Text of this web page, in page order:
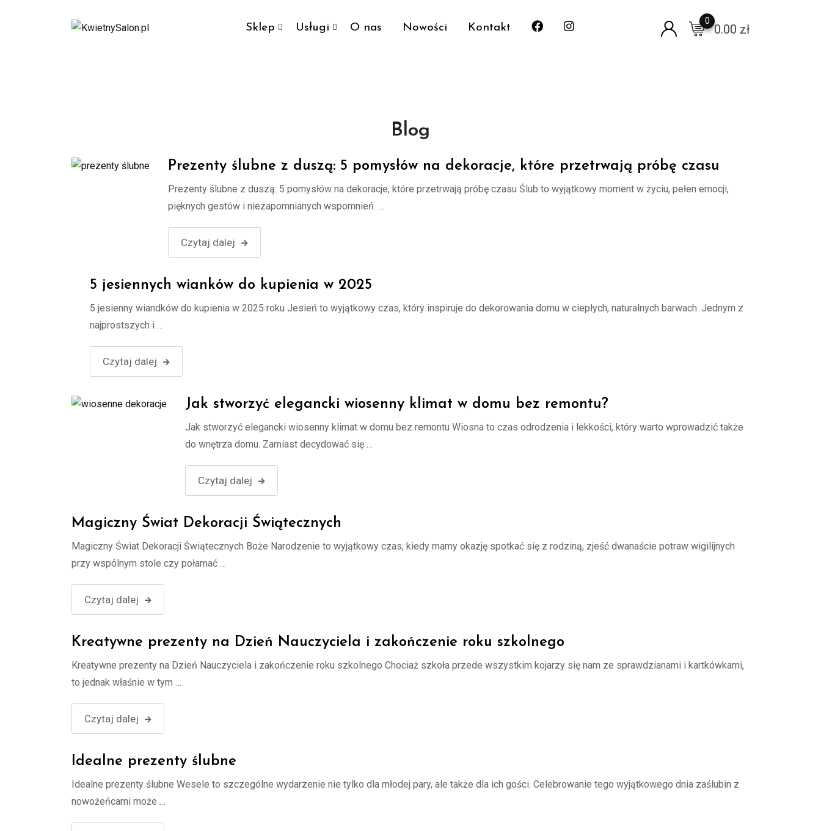
Sklep Usługi O nas Nowości Kontakt 0.00 zł
0
Blog
Prezenty ślubne z duszą: 5 pomysłów na dekoracje, które przetrwają próbę czasu
Prezenty ślubne z duszą: 5 pomysłów na dekoracje, które przetrwają próbę czasu Ślub to wyjątkowy moment w życiu, pełen emocji,
pięknych gestów i niezapomnianych wspomnień. …
Czytaj dalej
5 jesiennych wianków do kupienia w 2025
5 jesienny wiandków do kupienia w 2025 roku Jesień to wyjątkowy czas, który inspiruje do dekorowania domu w ciepłych, naturalnych barwach. Jednym z
najprostszych i …
Czytaj dalej
Jak stworzyć elegancki wiosenny klimat w domu bez remontu?
Jak stworzyć elegancki wiosenny klimat w domu bez remontu Wiosna to czas odrodzenia i lekkości, który warto wprowadzić także
do wnętrza domu. Zamiast decydować się …
Czytaj dalej
Magiczny Świat Dekoracji Świątecznych
Magiczny Świat Dekoracji Świątecznych Boże Narodzenie to wyjątkowy czas, kiedy mamy okazję spotkać się z rodziną, zjeść dwanaście potraw wigilijnych
przy wspólnym stole czy połamać …
Czytaj dalej
Kreatywne prezenty na Dzień Nauczyciela i zakończenie roku szkolnego
Kreatywne prezenty na Dzień Nauczyciela i zakończenie roku szkolnego Chociaż szkoła przede wszystkim kojarzy się nam ze sprawdzianami i kartkówkami,
to jednak właśnie w tym …
Czytaj dalej
Idealne prezenty ślubne
Idealne prezenty ślubne Wesele to szczególne wydarzenie nie tylko dla młodej pary, ale także dla ich gości. Celebrowanie tego wyjątkowego dnia zaślubin z
nowożeńcami może …